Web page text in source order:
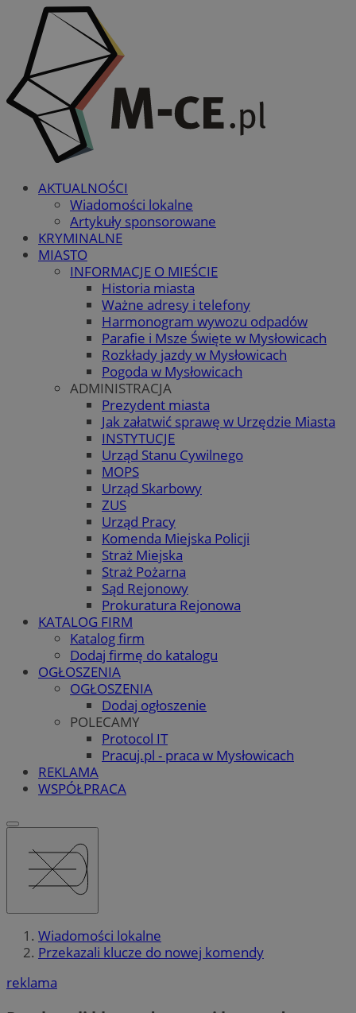
AKTUALNOŚCI
Wiadomości lokalne
Artykuły sponsorowane
KRYMINALNE
MIASTO
INFORMACJE O MIEŚCIE
Historia miasta
Ważne adresy i telefony
Harmonogram wywozu odpadów
Parafie i Msze Święte w Mysłowicach
Rozkłady jazdy w Mysłowicach
Pogoda w Mysłowicach
ADMINISTRACJA
Prezydent miasta
Jak załatwić sprawę w Urzędzie Miasta
INSTYTUCJE
Urząd Stanu Cywilnego
MOPS
Urząd Skarbowy
ZUS
Urząd Pracy
Komenda Miejska Policji
Straż Miejska
Straż Pożarna
Sąd Rejonowy
Prokuratura Rejonowa
KATALOG FIRM
Katalog firm
Dodaj firmę do katalogu
OGŁOSZENIA
OGŁOSZENIA
Dodaj ogłoszenie
POLECAMY
Protocol IT
Pracuj.pl - praca w Mysłowicach
REKLAMA
WSPÓŁPRACA
Wiadomości lokalne
Przekazali klucze do nowej komendy
reklama